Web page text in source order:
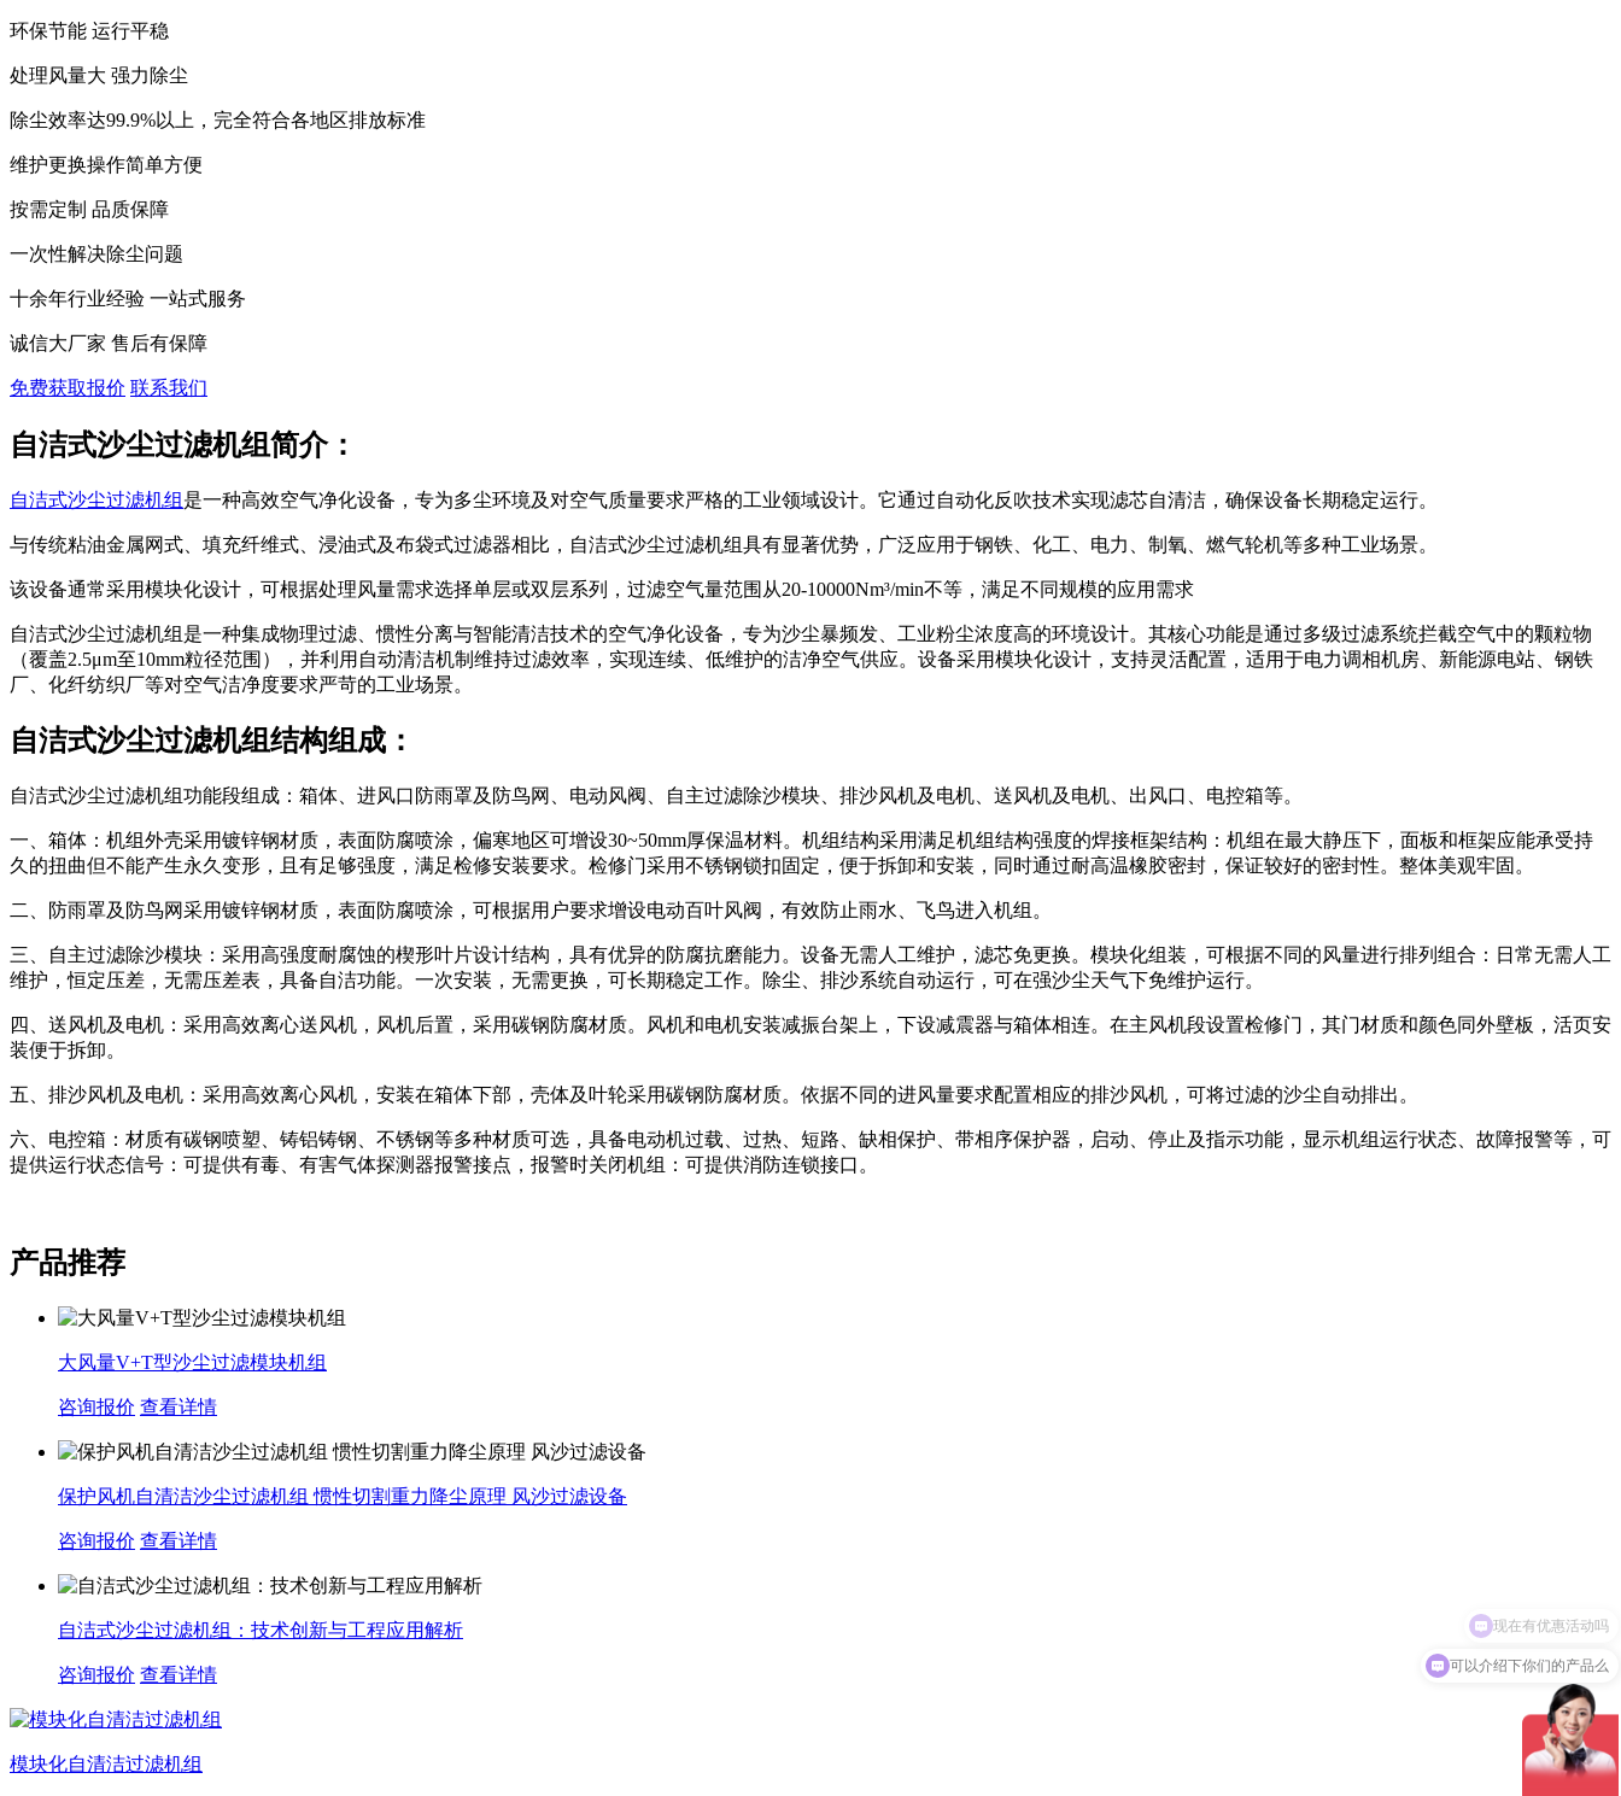
环保节能 运行平稳
处理风量大 强力除尘
除尘效率达99.9%以上，完全符合各地区排放标准
维护更换操作简单方便
按需定制 品质保障
一次性解决除尘问题
十余年行业经验 一站式服务
诚信大厂家 售后有保障
免费获取报价 联系我们
自洁式沙尘过滤机组简介：
自洁式沙尘过滤机组 是一种高效空气净化设备，专为多尘环境及对空气质量要求严格的工业领域设计。它通过自动化反吹技术实现滤芯自清洁，确保设备长期稳定运行。
与传统粘油金属网式、填充纤维式、浸油式及布袋式过滤器相比，自洁式沙尘过滤机组具有显著优势，广泛应用于钢铁、化工、电力、制氧、燃气轮机等多种工业场景。
该设备通常采用模块化设计，可根据处理风量需求选择单层或双层系列，过滤空气量范围从20-10000Nm³/min不等，满足不同规模的应用需求
自洁式沙尘过滤机组是一种集成物理过滤、惯性分离与智能清洁技术的空气净化设备，专为沙尘暴频发、工业粉尘浓度高的环境设计。其核心功能是通过多级过滤系统拦截空气中的颗粒物
（覆盖2.5μm至10mm粒径范围），并利用自动清洁机制维持过滤效率，实现连续、低维护的洁净空气供应。设备采用模块化设计，支持灵活配置，适用于电力调相机房、新能源电站、钢铁
厂、化纤纺织厂等对空气洁净度要求严苛的工业场景。
自洁式沙尘过滤机组结构组成：
自洁式沙尘过滤机组功能段组成：箱体、进风口防雨罩及防鸟网、电动风阀、自主过滤除沙模块、排沙风机及电机、送风机及电机、出风口、电控箱等。
一、箱体：机组外壳采用镀锌钢材质，表面防腐喷涂，偏寒地区可增设30~50mm厚保温材料。机组结构采用满足机组结构强度的焊接框架结构：机组在最大静压下，面板和框架应能承受持
久的扭曲但不能产生永久变形，且有足够强度，满足检修安装要求。检修门采用不锈钢锁扣固定，便于拆卸和安装，同时通过耐高温橡胶密封，保证较好的密封性。整体美观牢固。
二、防雨罩及防鸟网采用镀锌钢材质，表面防腐喷涂，可根据用户要求增设电动百叶风阀，有效防止雨水、飞鸟进入机组。
三、自主过滤除沙模块：采用高强度耐腐蚀的楔形叶片设计结构，具有优异的防腐抗磨能力。设备无需人工维护，滤芯免更换。模块化组装，可根据不同的风量进行排列组合：日常无需人工
维护，恒定压差，无需压差表，具备自洁功能。一次安装，无需更换，可长期稳定工作。除尘、排沙系统自动运行，可在强沙尘天气下免维护运行。
四、送风机及电机：采用高效离心送风机，风机后置，采用碳钢防腐材质。风机和电机安装减振台架上，下设减震器与箱体相连。在主风机段设置检修门，其门材质和颜色同外壁板，活页安
装便于拆卸。
五、排沙风机及电机：采用高效离心风机，安装在箱体下部，壳体及叶轮采用碳钢防腐材质。依据不同的进风量要求配置相应的排沙风机，可将过滤的沙尘自动排出。
六、电控箱：材质有碳钢喷塑、铸铝铸钢、不锈钢等多种材质可选，具备电动机过载、过热、短路、缺相保护、带相序保护器，启动、停止及指示功能，显示机组运行状态、故障报警等，可
提供运行状态信号：可提供有毒、有害气体探测器报警接点，报警时关闭机组：可提供消防连锁接口。
产品推荐
大风量V+T型沙尘过滤模块机组
咨询报价 查看详情
保护风机自清洁沙尘过滤机组 惯性切割重力降尘原理 风沙过滤设备
咨询报价 查看详情
自洁式沙尘过滤机组：技术创新与工程应用解析
咨询报价 查看详情
模块化自清洁过滤机组
可以介绍下你们的产品么